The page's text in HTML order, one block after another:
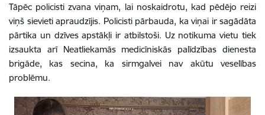
Tāpēc policisti zvana viņam, lai noskaidrotu, kad pēdējo reizi
viņš sievieti apraudzījis. Policisti pārbauda, ka viņai ir sagādāta
pārtika un dzīves apstākļi ir atbilstoši. Uz notikuma vietu tiek
izsaukta arī Neatliekamās medicīniskās palīdzības dienesta
brigāde, kas secina, ka sirmgalvei nav akūtu veselības
problēmu.